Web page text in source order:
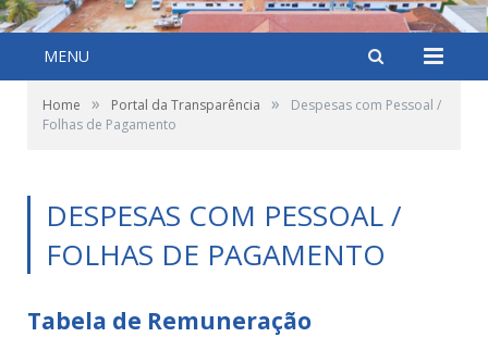
MENU
Home » Portal da Transparência »
Despesas com Pessoal /
Folhas de Pagamento
DESPESAS COM PESSOAL /
FOLHAS DE PAGAMENTO
Tabela de Remuneração